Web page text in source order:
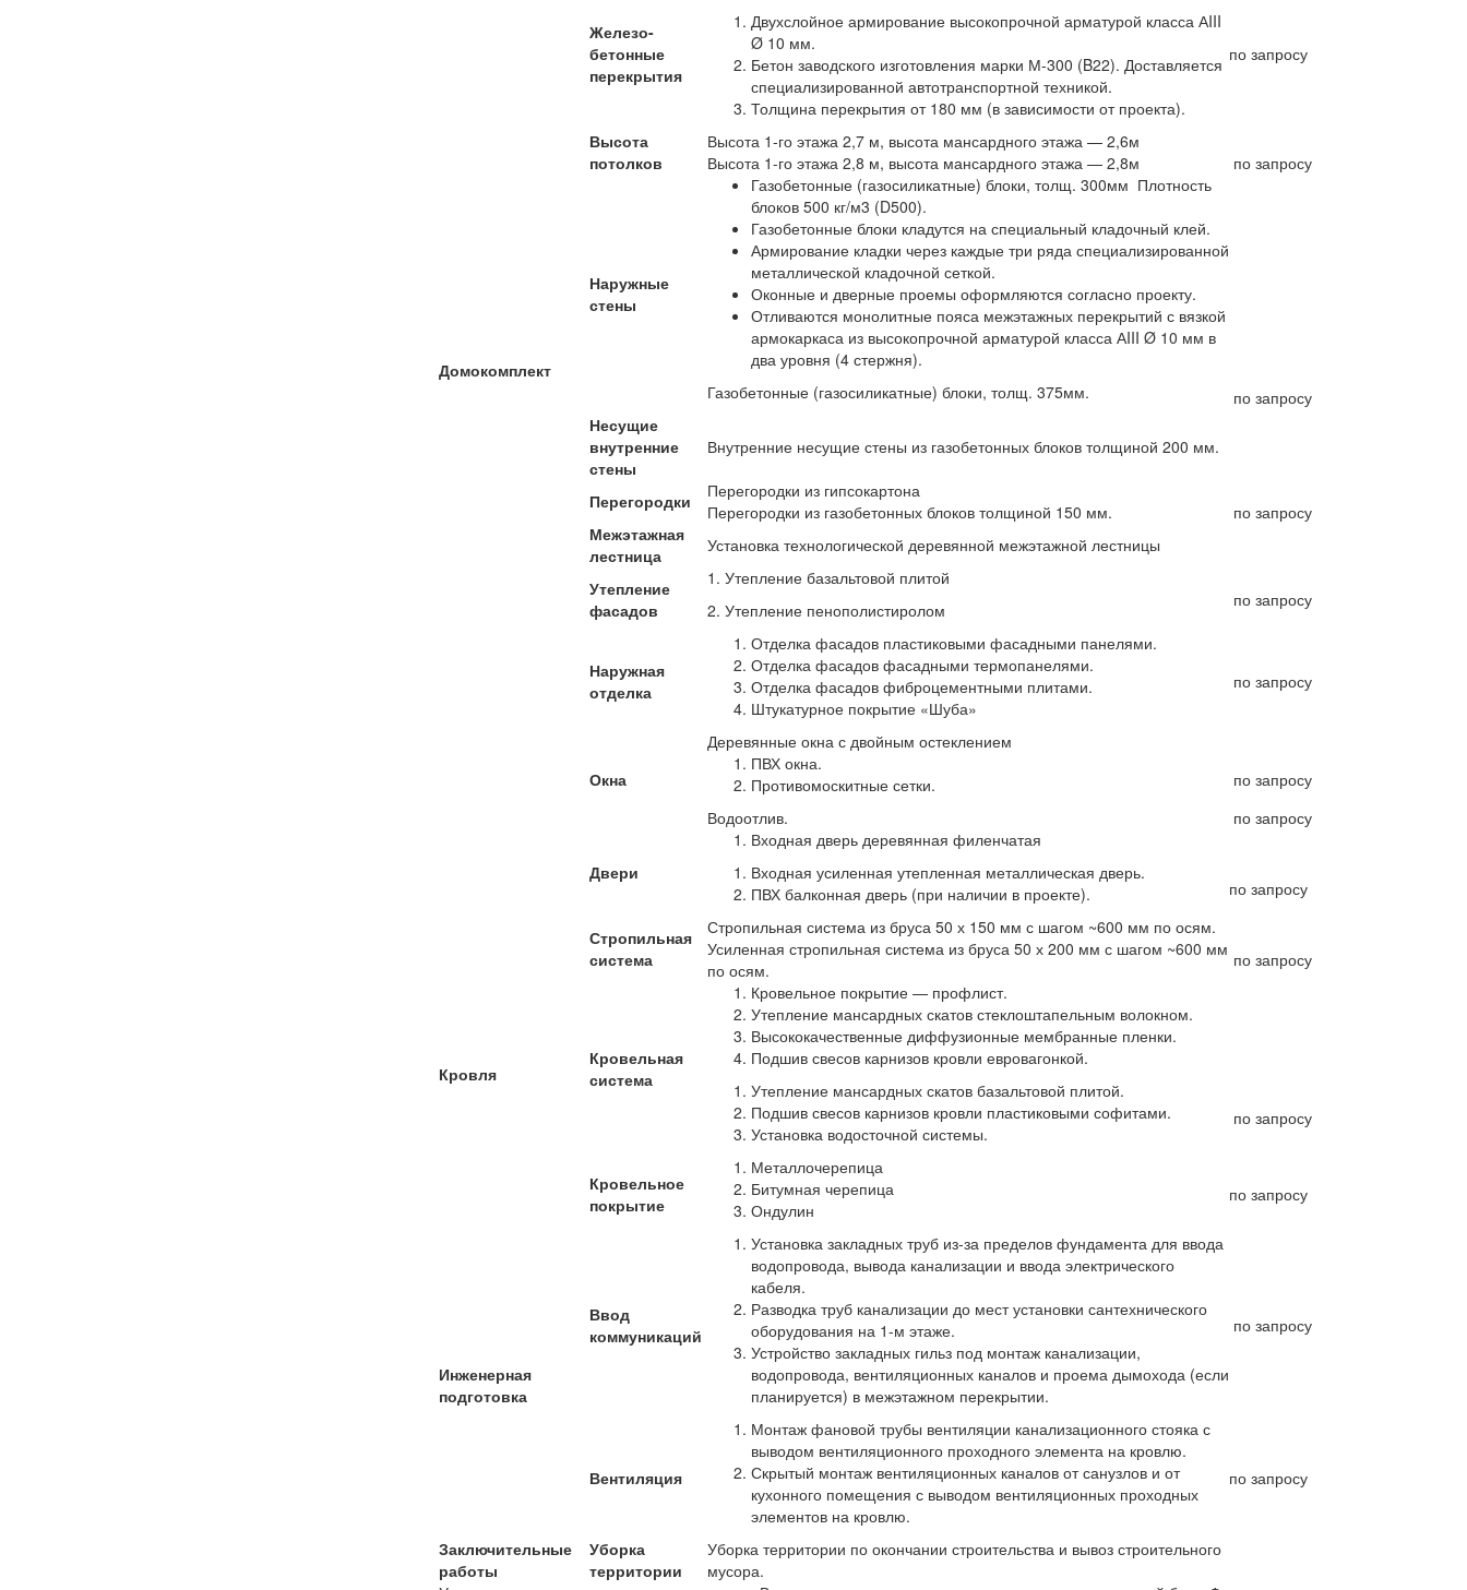
Домокомплект
Железо-
бетонные
перекрытия
Двухслойное армирование высокопрочной арматурой класса АIII
Ø 10 мм.
Бетон заводского изготовления марки М-300 (B22). Доставляется
специализированной автотранспортной техникой.
Толщина перекрытия от 180 мм (в зависимости от проекта).
по запросу
Высота
потолков
Высота 1-го этажа 2,7 м, высота мансардного этажа — 2,6м
Высота 1-го этажа 2,8 м, высота мансардного этажа — 2,8м
по запросу
Наружные
стены
Газобетонные (газосиликатные) блоки, толщ. 300мм Плотность
блоков 500 кг/м3 (D500).
Газобетонные блоки кладутся на специальный кладочный клей.
Армирование кладки через каждые три ряда специализированной
металлической кладочной сеткой.
Оконные и дверные проемы оформляются согласно проекту.
Отливаются монолитные пояса межэтажных перекрытий с вязкой
армокаркаса из высокопрочной арматурой класса АIII Ø 10 мм в
два уровня (4 стержня).
Газобетонные (газосиликатные) блоки, толщ. 375мм.
по запросу
Несущие
внутренние
стены
Внутренние несущие стены из газобетонных блоков толщиной 200 мм.
Перегородки
Перегородки из гипсокартона
Перегородки из газобетонных блоков толщиной 150 мм.
по запросу
Межэтажная
лестница
Установка технологической деревянной межэтажной лестницы
Утепление
фасадов
1. Утепление базальтовой плитой
2. Утепление пенополистиролом
по запросу
Наружная
отделка
Отделка фасадов пластиковыми фасадными панелями.
Отделка фасадов фасадными термопанелями.
Отделка фасадов фиброцементными плитами.
Штукатурное покрытие «Шуба»
по запросу
Окна
Деревянные окна с двойным остеклением
ПВХ окна.
Противомоскитные сетки.
по запросу
Водоотлив.
по запросу
Двери
Входная дверь деревянная филенчатая
Входная усиленная утепленная металлическая дверь.
ПВХ балконная дверь (при наличии в проекте).
по запросу
Кровля
Стропильная
система
Стропильная система из бруса 50 х 150 мм с шагом ~600 мм по осям.
Усиленная стропильная система из бруса 50 х 200 мм с шагом ~600 мм
по осям.
по запросу
Кровельная
система
Кровельное покрытие — профлист.
Утепление мансардных скатов стеклоштапельным волокном.
Высококачественные диффузионные мембранные пленки.
Подшив свесов карнизов кровли евровагонкой.
Утепление мансардных скатов базальтовой плитой.
Подшив свесов карнизов кровли пластиковыми софитами.
Установка водосточной системы.
по запросу
Кровельное
покрытие
Металлочерепица
Битумная черепица
Ондулин
по запросу
Инженерная
подготовка
Ввод
коммуникаций
Установка закладных труб из-за пределов фундамента для ввода
водопровода, вывода канализации и ввода электрического
кабеля.
Разводка труб канализации до мест установки сантехнического
оборудования на 1-м этаже.
Устройство закладных гильз под монтаж канализации,
водопровода, вентиляционных каналов и проема дымохода (если
планируется) в межэтажном перекрытии.
по запросу
Вентиляция
Монтаж фановой трубы вентиляции канализационного стояка с
выводом вентиляционного проходного элемента на кровлю.
Скрытый монтаж вентиляционных каналов от санузлов и от
кухонного помещения с выводом вентиляционных проходных
элементов на кровлю.
по запросу
Заключительные
работы
Уборка
территории
Уборка территории по окончании строительства и вывоз строительного
мусора.